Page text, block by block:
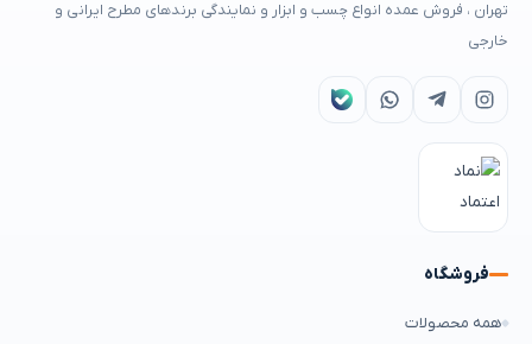
تهران ، فروش عمده انواع چسب و ابزار و نمایندگی برندهای مطرح ایرانی و
خارجی
فروشگاه
همه محصولات